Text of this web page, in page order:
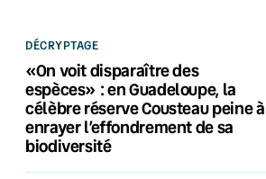
DÉCRYPTAGE
«On voit disparaître des
espèces» : en Guadeloupe, la
célèbre réserve Cousteau peine à
enrayer l’effondrement de sa
biodiversité